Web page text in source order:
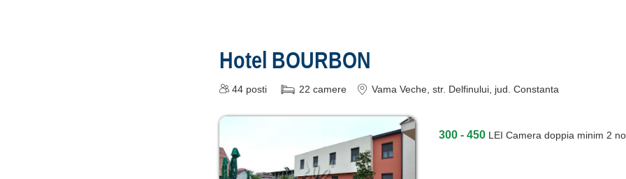
Hotel BOURBON
44 posti 22 camere Vama Veche , str. Delfinului , jud. Constanta
300 - 450 LEI Camera doppia minim 2